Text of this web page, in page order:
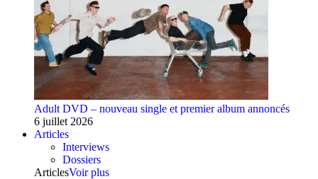
Adult DVD – nouveau single et premier album annoncés
6 juillet 2026
Articles
Interviews
Dossiers
ArticlesVoir plus